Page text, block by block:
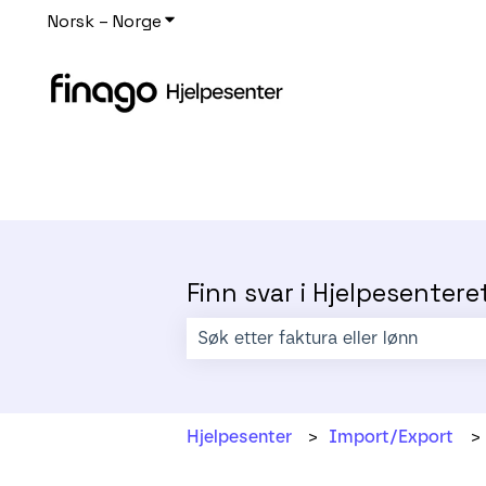
Norsk – NorgeVis undermeny for oversettelser
Finn svar i
Hjelpesenter Import/Export